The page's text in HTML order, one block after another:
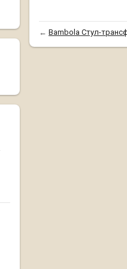
← Bambola Стул-